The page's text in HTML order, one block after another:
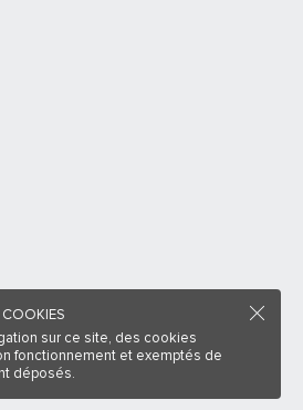
sur ce site, des cookies
fonctionnement et exemptés de
déposés.